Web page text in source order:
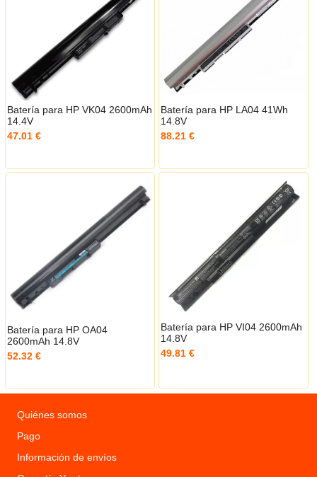
Batería para HP VK04 2600mAh
14.4V
47.01 €
Batería para HP LA04 41Wh
14.8V
88.21 €
Batería para HP OA04
2600mAh 14.8V
52.32 €
Batería para HP VI04 2600mAh
14.8V
49.81 €
Quiénes somos
Pago
Información de envíos